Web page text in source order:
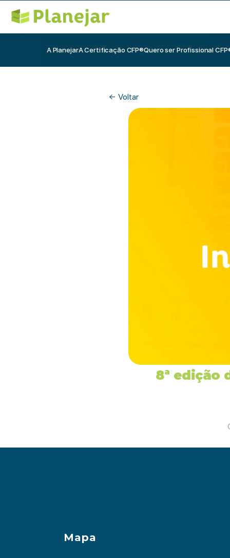
A PlanejarA Certificação CFP®Quero ser Profissional
<- Voltar
8ª edição
Mapa